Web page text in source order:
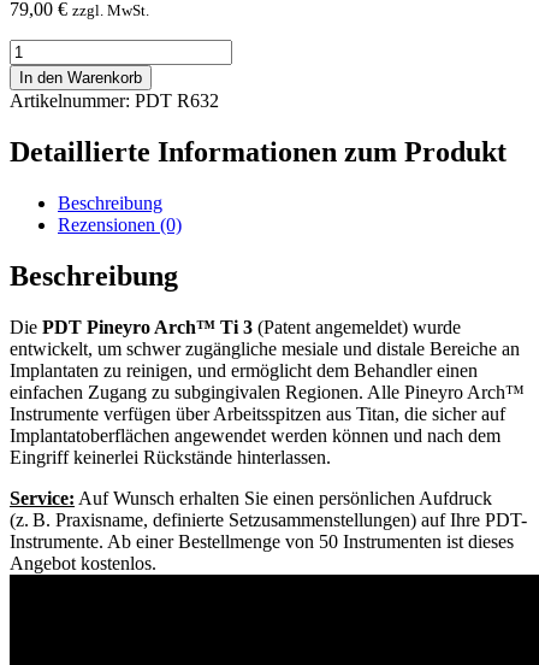
79,00 € zzgl. MwSt.
R632
Pineyro
Arch™
Ti
Menge
In den Warenkorb
Artikelnummer: PDT R632
Detaillierte Informationen zum Produkt
Beschreibung
Rezensionen (0)
Beschreibung
Die PDT Pineyro Arch™ Ti 3 (Patent angemeldet) wurde
entwickelt, um schwer zugängliche mesiale und distale Bereiche an
Implantaten zu reinigen, und ermöglicht dem Behandler einen
einfachen Zugang zu subgingivalen Regionen. Alle Pineyro Arch™
Instrumente verfügen über Arbeitsspitzen aus Titan, die sicher auf
Implantatoberflächen angewendet werden können und nach dem
Eingriff keinerlei Rückstände hinterlassen.
Service: Auf Wunsch erhalten Sie einen persönlichen Aufdruck
(z. B. Praxisname, definierte Setzusammenstellungen) auf Ihre PDT-
Instrumente. Ab einer Bestellmenge von 50 Instrumenten ist dieses
Angebot kostenlos.